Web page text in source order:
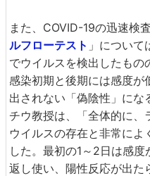
また、COVID-19の迅速検
ルフローテスト 」につい
でウイルスを検出したもの
感染初期と後期には感度が
出されない「偽陰性」にな
チウ教授は、「全体的に、
ウイルスの存在と非常によ
した。最初の1～2日は感
返し使い、陽性反応が出た